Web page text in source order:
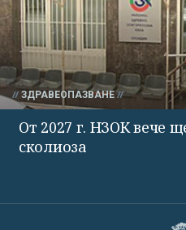
ЗДРАВЕОПАЗВАНЕ
От 2027 г. НЗОК вече
сколиоза